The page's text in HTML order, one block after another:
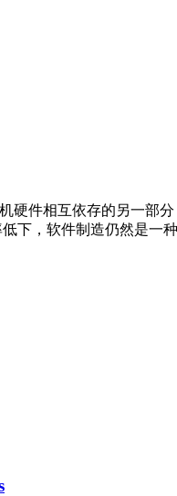
硬件相互依存的另一部
下，软件制造仍然是